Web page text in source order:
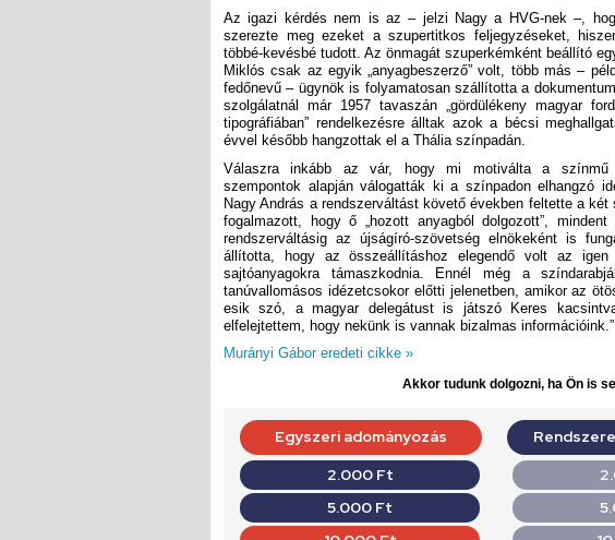
Az igazi kérdés nem is az – jelzi Nagy a HVG-nek –,
szerezte meg ezeket a szupertitkos feljegyzéseket,
többé-kevésbé tudott. Az önmagát szuperkémként beállító
Miklós csak az egyik „anyagbeszerző” volt, több más –
fedőnevű – ügynök is folyamatosan szállította a
szolgálatnál már 1957 tavaszán „gördülékeny magyar
tipográfiában” rendelkezésre álltak azok a bécsi
évvel később hangzottak el a Thália színpadán.
Válaszra inkább az vár, hogy mi motiválta a színmű
szempontok alapján válogatták ki a színpadon elhangzó
Nagy András a rendszerváltást követő években feltette a
fogalmazott, hogy ő „hozott anyagból dolgozott”,
rendszerváltásig az újságíró-szövetség elnökeként is
állította, hogy az összeállításhoz elegendő volt az igen
sajtóanyagokra támaszkodnia. Ennél még a
tanúvallomásos idézetcsokor előtti jelenetben, amikor az
esik szó, a magyar delegátust is játszó Keres
elfelejtettem, hogy nekünk is vannak bizalmas információink.”
Murányi Gábor eredeti cikke »
Akkor tudunk dolgozni, ha Ön is